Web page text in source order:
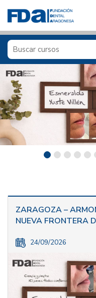
ZARAGOZA –
NUEVA FRONTERA
24/09/2026